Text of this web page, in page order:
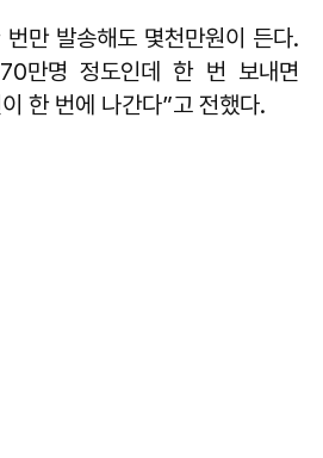
만 발송해도 몇천만원이 든다.
만명 정도인데 한 번 보내면
한 번에 나간다”고 전했다.